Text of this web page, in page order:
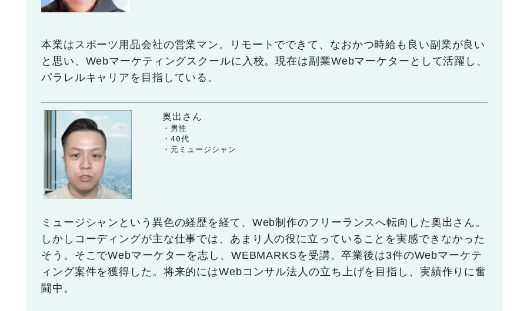
本業はスポーツ用品会社の営業マン。リモートでできて、なおかつ時給も良い副業が良い
と思い、Webマーケティングスクールに入校。現在は副業Webマーケターとして活躍し、
パラレルキャリアを目指している。
奥出さん
・男性
・40代
・元ミュージシャン
ミュージシャンという異色の経歴を経て、Web制作のフリーランスへ転向した奥出さん。
しかしコーディングが主な仕事では、あまり人の役に立っていることを実感できなかった
そう。そこでWebマーケターを志し、WEBMARKSを受講。卒業後は3件のWebマーケテ
ィング案件を獲得した。将来的にはWebコンサル法人の立ち上げを目指し、実績作りに奮
闘中。